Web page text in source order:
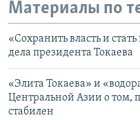
Материалы по
«Сохранить власть и
дела президента Токаева
«Элита Токаева» и
Центральной Азии о том,
стабилен